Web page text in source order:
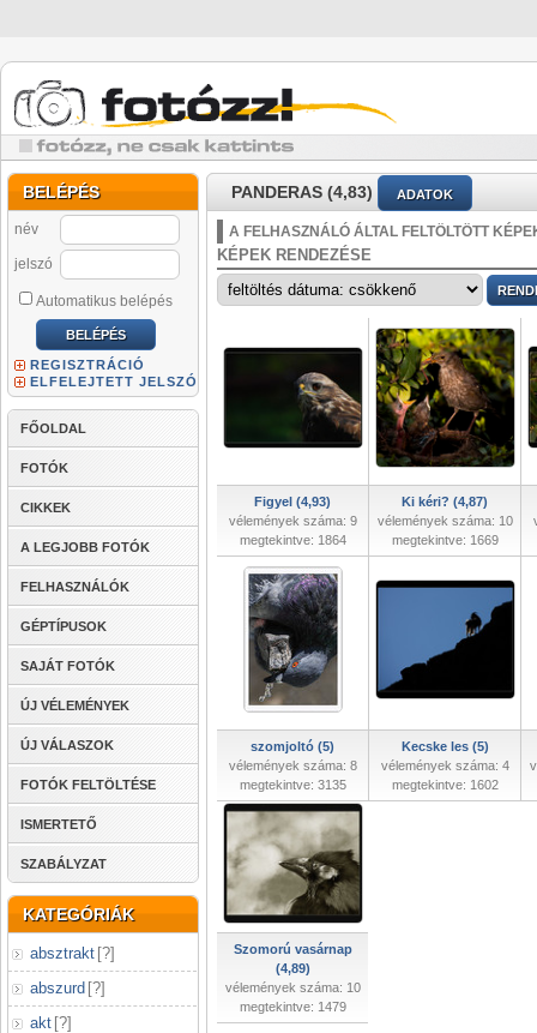
BELÉPÉS
név
jelszó
Automatikus belépés
REGISZTRÁCIÓ
ELFELEJTETT JELSZÓ
FŐOLDAL
FOTÓK
CIKKEK
A LEGJOBB FOTÓK
FELHASZNÁLÓK
GÉPTÍPUSOK
SAJÁT FOTÓK
ÚJ VÉLEMÉNYEK
ÚJ VÁLASZOK
FOTÓK FELTÖLTÉSE
ISMERTETŐ
SZABÁLYZAT
KATEGÓRIÁK
absztrakt [?]
abszurd [?]
akt [?]
PANDERAS (4,83) ADATOK
A FELHASZNÁLÓ ÁLTAL FELTÖLTÖTT
KÉPEK RENDEZÉSE
Figyel (4,93)
vélemények száma: 9
megtekintve: 1864
Ki kéri? (4,87)
vélemények száma: 10
megtekintve: 1669
szomjoltó (5)
vélemények száma: 8
megtekintve: 3135
Kecske les (5)
vélemények száma: 4
megtekintve: 1602
Szomorú vasárnap
(4,89)
vélemények száma: 10
megtekintve: 1479